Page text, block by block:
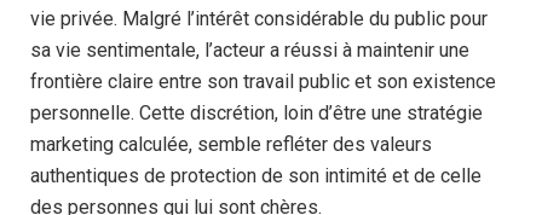
vie privée. Malgré l’intérêt considérable du public pour
sa vie sentimentale, l’acteur a réussi à maintenir une
frontière claire entre son travail public et son existence
personnelle. Cette discrétion, loin d’être une stratégie
marketing calculée, semble refléter des valeurs
authentiques de protection de son intimité et de celle
des personnes qui lui sont chères.